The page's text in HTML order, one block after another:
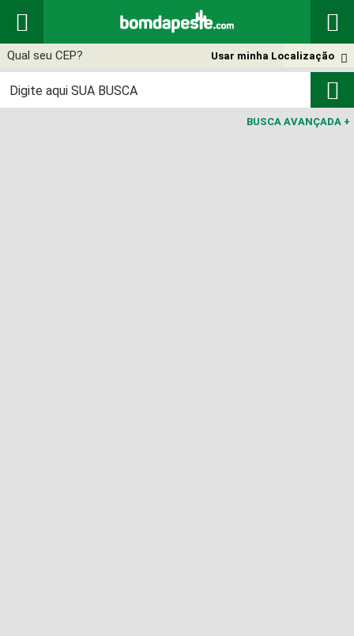
 

Usar minha Localização

BUSCA AVANÇADA +